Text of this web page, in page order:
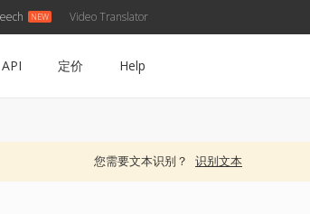
Video Translator
API 定价 Help
您需要文本识别？ 识别文本